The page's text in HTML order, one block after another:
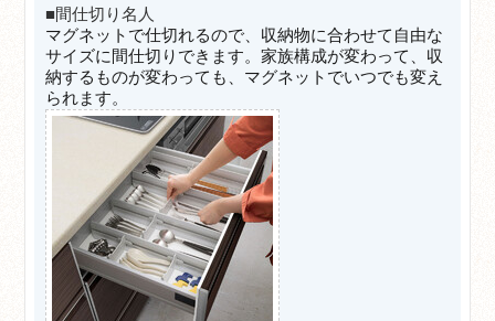
■間仕切り名人
マグネットで仕切れるので、収納物に合わせて自由な
サイズに間仕切りできます。家族構成が変わって、収
納するものが変わっても、マグネットでいつでも変え
られます。